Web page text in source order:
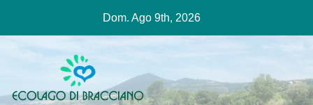
contenuto
Dom. Ago 9th, 2026